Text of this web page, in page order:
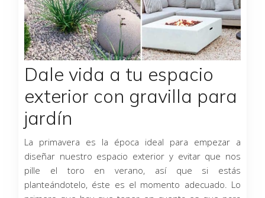
Dale vida a tu espacio
exterior con gravilla para
jardín
La primavera es la época ideal para empezar a
diseñar nuestro espacio exterior y evitar que nos
pille el toro en verano, así que si estás
planteándotelo, éste es el momento adecuado. Lo